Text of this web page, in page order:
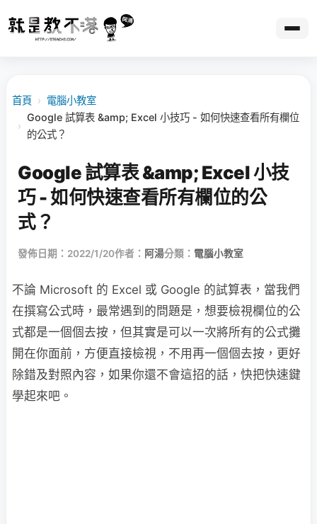
首頁 › 電腦小教室
›
Google 試算表 &amp; Excel 小技巧 - 如何快速查看所有欄位
的公式？
Google 試算表 &amp; Excel 小技
巧 - 如何快速查看所有欄位的公
式？
發佈日期：2022/1/20作者： 阿湯分類： 電腦小教室
不論 Microsoft 的 Excel 或 Google 的試算表，當我們
在撰寫公式時，最常遇到的問題是，想要檢視欄位的公
式都是一個個去按，但其實是可以一次將所有的公式攤
開在你面前，方便直接檢視，不用再一個個去按，更好
除錯及對照內容，如果你還不會這招的話，快把快速鍵
學起來吧。